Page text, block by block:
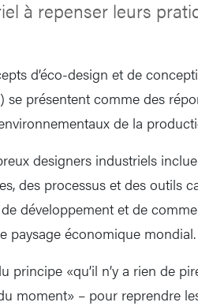
à repenser leurs
d’éco-design et de
) se présentent comme des
de la
designers industriels
des processus et des outils
développement et de
paysage économique mondial.
principe «qu’il n’y a rien de
moment» – pour reprendre